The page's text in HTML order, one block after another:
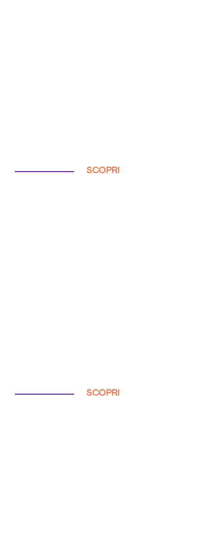
SCOPRI
SCOPRI